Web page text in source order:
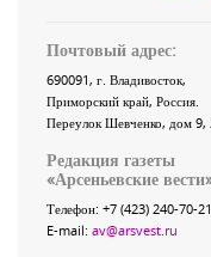
Почтовый адрес:
690091, г. Владивосток,
Приморский край, Россия
Переулок Шевченко, дом 9,
Редакция газеты
«Арсеньевские вести
Телефон: +7 (423) 240-70-21
E-mail: av@arsvest.ru